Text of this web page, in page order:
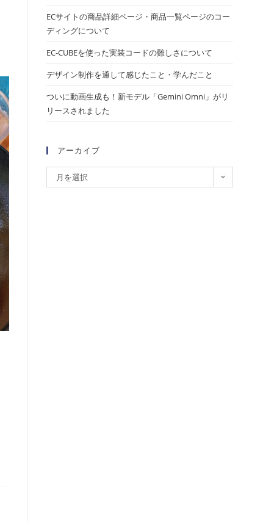
ECサイトの商品詳細ページ・商品一覧ページのコー
ディングについて
EC-CUBEを使った実装コードの難しさについて
デザイン制作を通して感じたこと・学んだこと
ついに動画生成も！新モデル「Gemini Omni」がリ
リースされました
アーカイブ
月を選択